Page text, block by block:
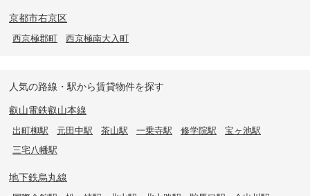
京都市右京区
西京極郡町 西京極南大入町
人気の路線・駅から賃貸物件を探す
叡山電鉄叡山本線
出町柳駅 元田中駅 茶山駅 一乗寺駅 修学院駅
宝ヶ池駅
三宅八幡駅
地下鉄烏丸線